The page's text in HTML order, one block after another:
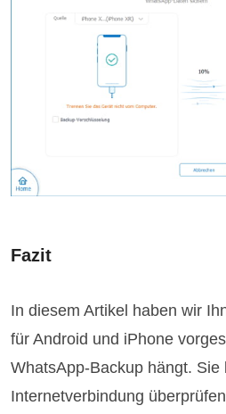
Fazit
In diesem Artikel haben wir
für Android und iPhone
WhatsApp-Backup hängt. Sie
Internetverbindung